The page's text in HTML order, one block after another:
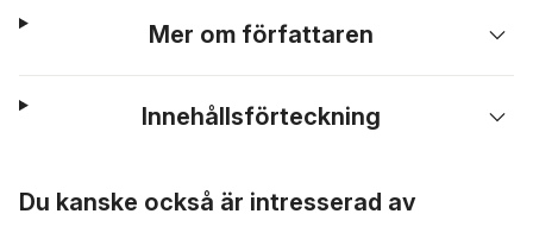
Mer om författaren
Innehållsförteckning
Du kanske också är intresserad av